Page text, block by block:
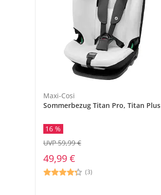
Maxi-Cosi
Sommerbezug Titan Pro, Titan Plus
16 %
49,99 €
UVP 59,99 €
(3)